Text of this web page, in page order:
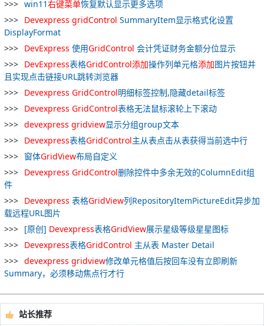
win11右键菜单恢复默认显示更多选项
Devexpress gridControl SummaryItem显示格式化设置
DisplayFormat
DevExpress 使用GridControl 会计凭证财务金额分位显示
DevExpress表格GridControl添加操作列单元格添加图片按钮并
且实现点击链接URL跳转浏览器
Devexpress GridControl明细标签控制,隐藏detail标签
Devexpress GridControl表格无法鼠标滚轮上下滚动
devexpress gridview显示分组group文本
Devexpress表格GridControl主从表点击从表获得当前选中行
窗体GridView布局自定义
Devexpress GridControl删除控件中多余无效的ColumnEdit组
件
Devexpress 表格GridView列RepositoryItemPictureEdit异步加
载远程URL图片
[原创] Devexpress表格GridView展示星级等级星星图标
Devexpress表格GridControl 主从表 Master Detail
devexpress gridview修改单元格值后按回车没有立即刷新
Summary，必须移动焦点行才行
站长推荐